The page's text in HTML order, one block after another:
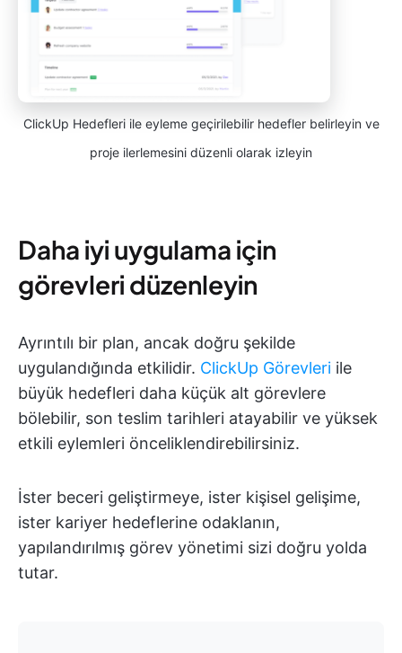
ClickUp Hedefleri ile eyleme geçirilebilir hedefler belirleyin ve
proje ilerlemesini düzenli olarak izleyin
Daha iyi uygulama için
görevleri düzenleyin
Ayrıntılı bir plan, ancak doğru şekilde
uygulandığında etkilidir. ClickUp Görevleri ile
büyük hedefleri daha küçük alt görevlere
bölebilir, son teslim tarihleri atayabilir ve yüksek
etkili eylemleri önceliklendirebilirsiniz.
İster beceri geliştirmeye, ister kişisel gelişime,
ister kariyer hedeflerine odaklanın,
yapılandırılmış görev yönetimi sizi doğru yolda
tutar.